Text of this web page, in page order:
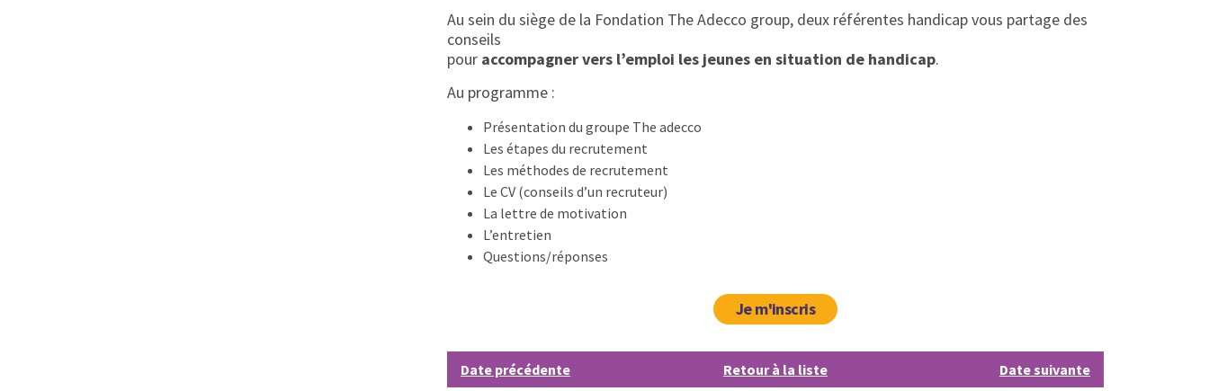
Au sein du siège de la Fondation The Adecco group, deux référentes handicap vous partage des
conseils
pour accompagner vers l’emploi les jeunes en situation de handicap.
Au programme :
Présentation du groupe The adecco
Les étapes du recrutement
Les méthodes de recrutement
Le CV (conseils d’un recruteur)
La lettre de motivation
L’entretien
Questions/réponses
Je m'inscris
Date précédente Retour à la liste Date suivante